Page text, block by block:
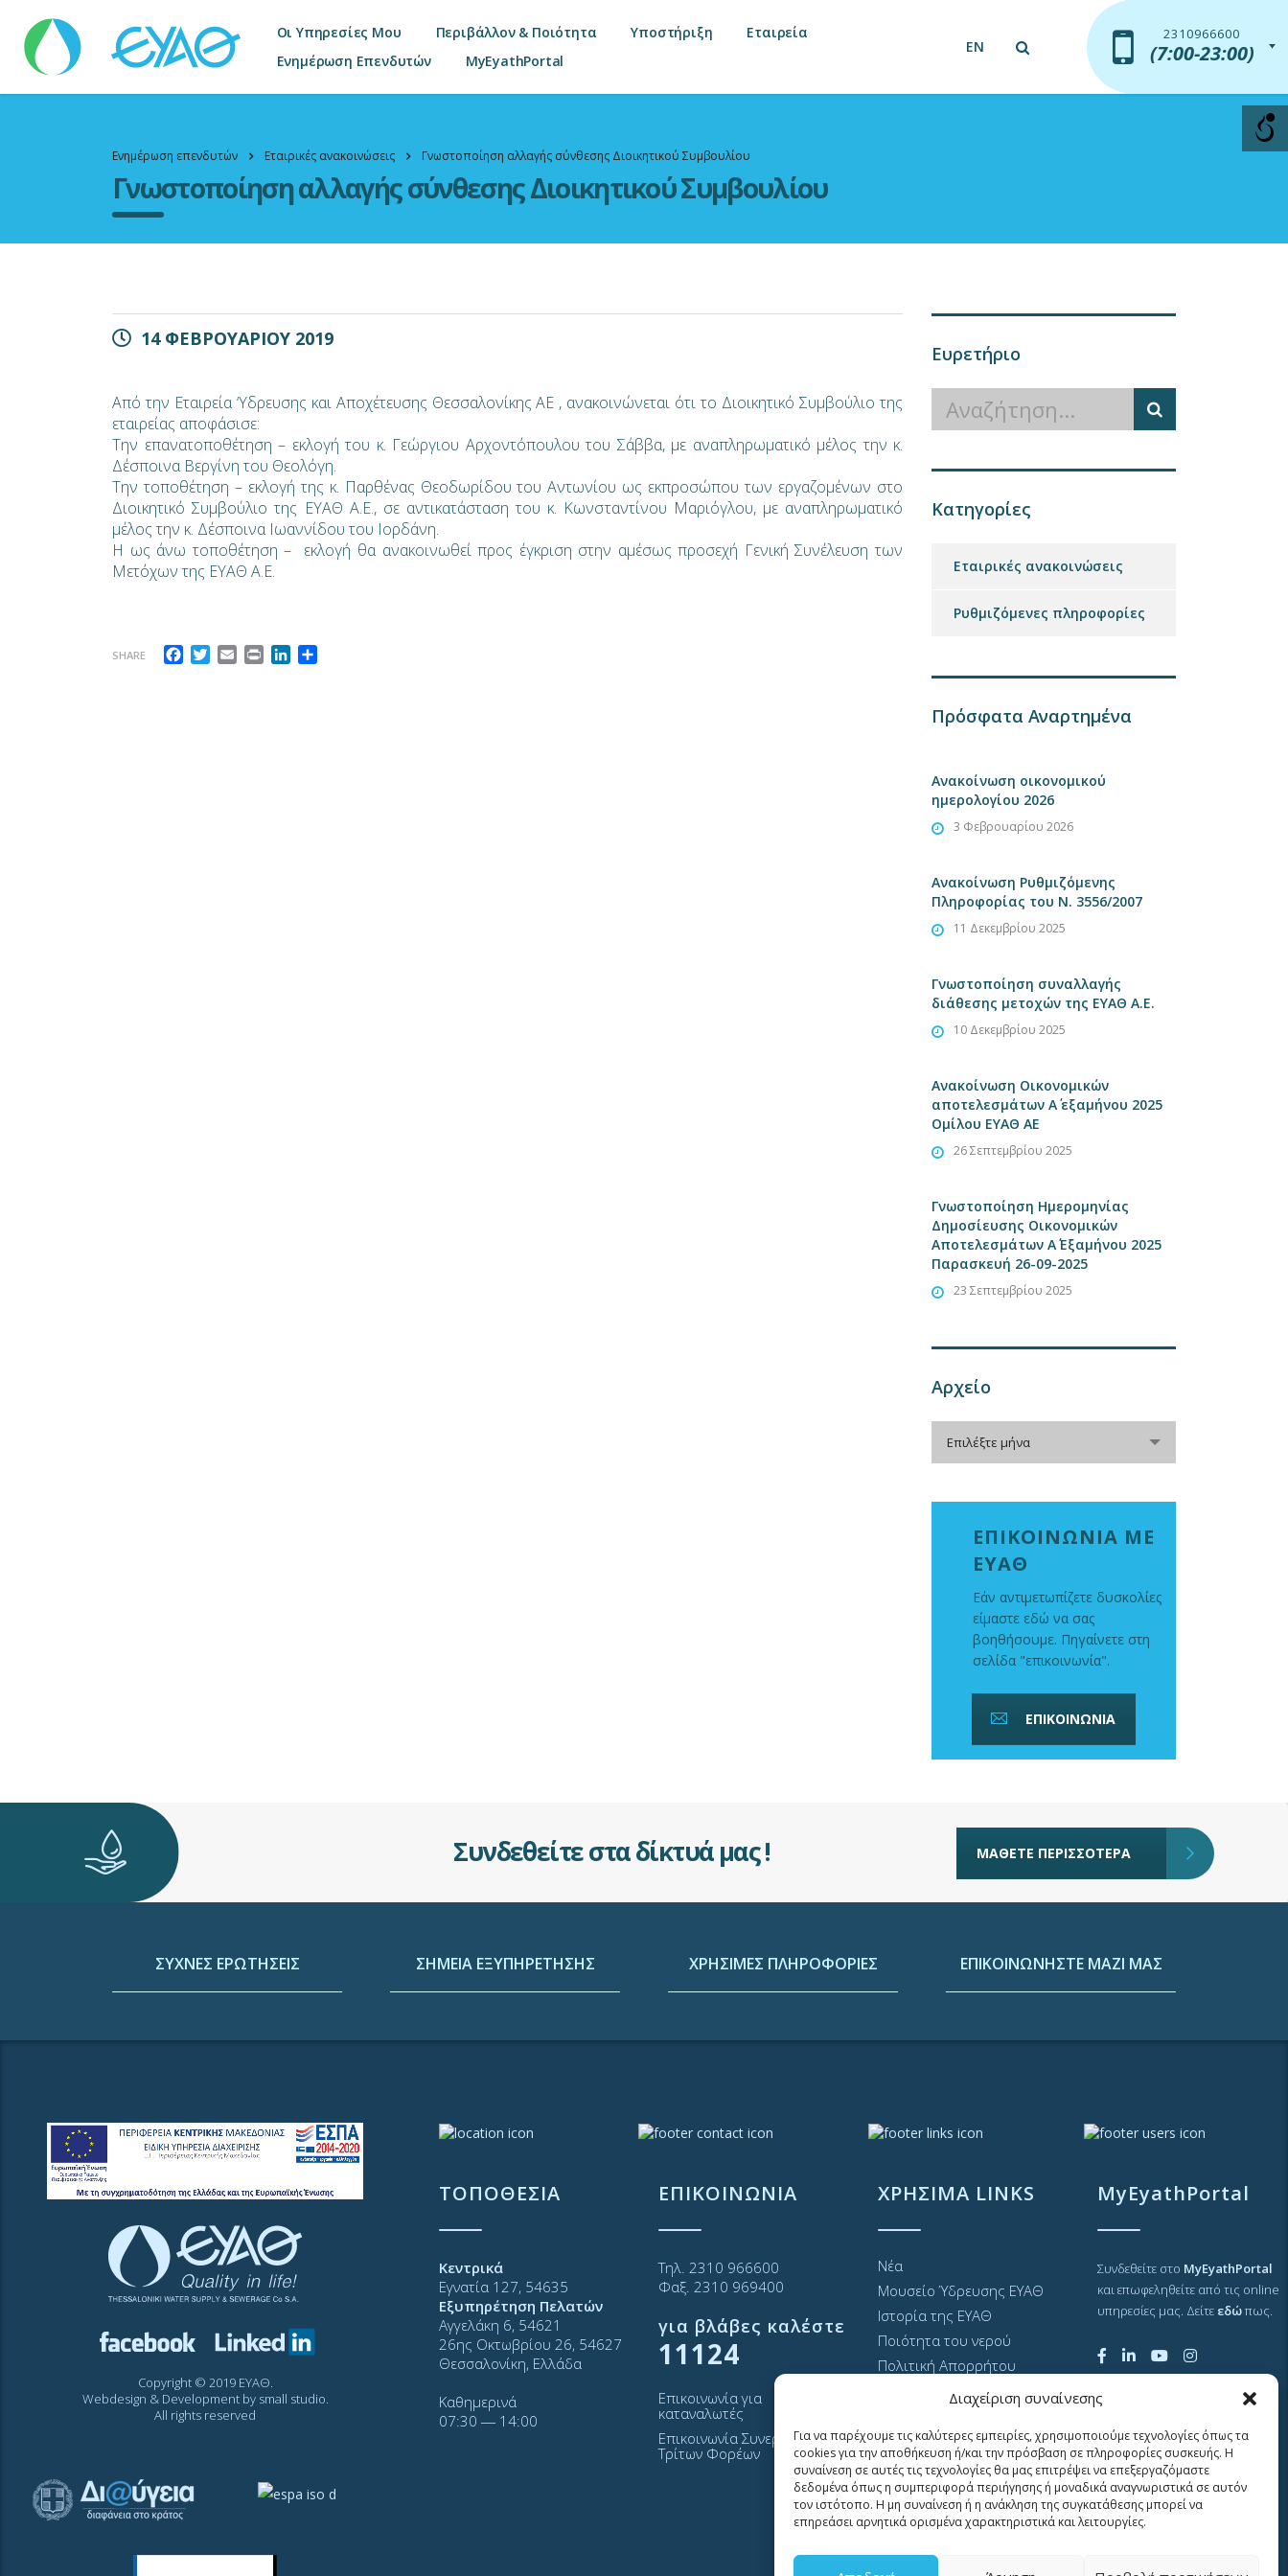
Διαχείριση συναίνεσης
Για να παρέχουμε τις καλύτερες εμπειρίες, χρησιμοποιούμε τεχνολογίες όπως τα
cookies για την αποθήκευση ή/και την πρόσβαση σε πληροφορίες συσκευής. Η
συναίνεση σε αυτές τις τεχνολογίες θα μας επιτρέψει να επεξεργαζόμαστε
δεδομένα όπως η συμπεριφορά περιήγησης ή μοναδικά αναγνωριστικά σε αυτόν
τον ιστότοπο. Η μη συναίνεση ή η ανάκληση της συγκατάθεσης μπορεί να
επηρεάσει αρνητικά ορισμένα χαρακτηριστικά και λειτουργίες.
Οι Υπηρεσίες Μου Περιβάλλον & Ποιότητα Υποστήριξη
Εταιρεία
Ενημέρωση Επενδυτών
MyEyathPortal
EN
2310966600
(7:00-23:00)
2310966600
(7:00-23:00)
Ενημέρωση επενδυτών Εταιρικές ανακοινώσεις Γνωστοποίηση αλλαγής σύνθεσης Διοικητικού Συμβουλίου
Γνωστοποίηση αλλαγής σύνθεσης Διοικητικού Συμβουλίου
14 ΦΕΒΡΟΥΑΡΙΟΥ 2019
Από την Εταιρεία ‘Υδρευσης και Αποχέτευσης Θεσσαλονίκης ΑΕ , ανακοινώνεται ότι το Διοικητικό Συμβούλιο της
εταιρείας αποφάσισε:
Την επανατοποθέτηση – εκλογή του κ. Γεώργιου Αρχοντόπουλου του Σάββα, με αναπληρωματικό μέλος την κ.
Δέσποινα Βεργίνη του Θεολόγη.
Την τοποθέτηση – εκλογή της κ. Παρθένας Θεοδωρίδου του Αντωνίου ως εκπροσώπου των εργαζομένων στο
Διοικητικό Συμβούλιο της ΕΥΑΘ Α.Ε., σε αντικατάσταση του κ. Κωνσταντίνου Μαριόγλου, με αναπληρωματικό
μέλος την κ. Δέσποινα Ιωαννίδου του Ιορδάνη.
Η ως άνω τοποθέτηση – εκλογή θα ανακοινωθεί προς έγκριση στην αμέσως προσεχή Γενική Συνέλευση των
Μετόχων της ΕΥΑΘ Α.Ε.
SHARE Facebook
Twitter
EmailPrintLinkedIn
Ευρετήριο
Κατηγορίες
Εταιρικές ανακοινώσεις
Ρυθμιζόμενες πληροφορίες
Πρόσφατα Αναρτημένα
Ανακοίνωση οικονομικού
ημερολογίου 2026
3 Φεβρουαρίου 2026
Ανακοίνωση Ρυθμιζόμενης
Πληροφορίας του Ν. 3556/2007
11 Δεκεμβρίου 2025
Γνωστοποίηση συναλλαγής
διάθεσης μετοχών της ΕΥΑΘ Α.Ε.
10 Δεκεμβρίου 2025
Ανακοίνωση Οικονομικών
αποτελεσμάτων Α΄ εξαμήνου 2025
Ομίλου ΕΥΑΘ ΑΕ
26 Σεπτεμβρίου 2025
Γνωστοποίηση Ημερομηνίας
Δημοσίευσης Οικονομικών
Αποτελεσμάτων Α΄ Εξαμήνου 2025
Παρασκευή 26-09-2025
23 Σεπτεμβρίου 2025
Αρχείο
Επιλέξτε μήνα
ΕΠΙΚΟΙΝΩΝΙΑ ΜΕ
ΕΥΑΘ
Εάν αντιμετωπίζετε δυσκολίες
είμαστε εδώ να σας
βοηθήσουμε. Πηγαίνετε στη
σελίδα "επικοινωνία".
ΕΠΙΚΟΙΝΩΝΙΑ
Συνδεθείτε στα δίκτυά μας ! ΜΑΘΕΤΕ ΠΕΡΙΣΣΟΤΕΡΑ
ΣΥΧΝΕΣ ΕΡΩΤΗΣΕΙΣ ΣΗΜΕΙΑ ΕΞΥΠΗΡΕΤΗΣΗΣ ΧΡΗΣΙΜΕΣ ΠΛΗΡΟΦΟΡΙΕΣ ΕΠΙΚΟΙΝΩΝΗΣΤΕ ΜΑΖΙ ΜΑΣ
Copyright © 2019 ΕΥΑΘ.
Webdesign & Development by small studio.
All rights reserved
ΤΟΠΟΘΕΣΙΑ
Κεντρικά
Εγνατία 127, 54635
Εξυπηρέτηση Πελατών
Αγγελάκη 6, 54621
26ης Οκτωβρίου 26, 54627
Θεσσαλονίκη, Ελλάδα
Καθημερινά
07:30 ― 14:00
ΕΠΙΚΟΙΝΩΝΙΑ
Τηλ. 2310 966600
Φαξ. 2310 969400
για βλάβες καλέστε
11124
Επικοινωνία για
καταναλωτές
Επικοινωνία Συνεργατών και
Τρίτων Φορέων
ΧΡΗΣΙΜΑ LINKS
Νέα
Μουσείο Ύδρευσης ΕΥΑΘ
Ιστορία της ΕΥΑΘ
Ποιότητα του νερού
Πολιτική Απορρήτου
GDPR και προσωπικά
Sitemap
MyEyathPortal
Συνδεθείτε στο MyEyathPortal
και επωφεληθείτε από τις online
υπηρεσίες μας. Δείτε εδώπως.